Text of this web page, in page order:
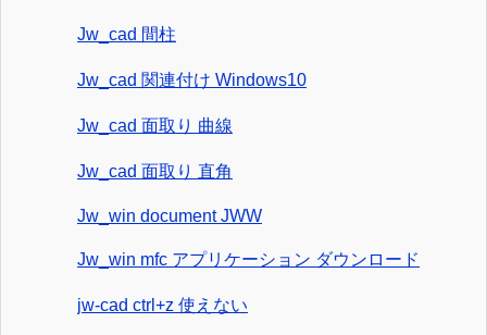
Jw_cad 間柱
Jw_cad 関連付け Windows10
Jw_cad 面取り 曲線
Jw_cad 面取り 直角
Jw_win document JWW
Jw_win mfc アプリケーション ダウンロード
jw-cad ctrl+z 使えない